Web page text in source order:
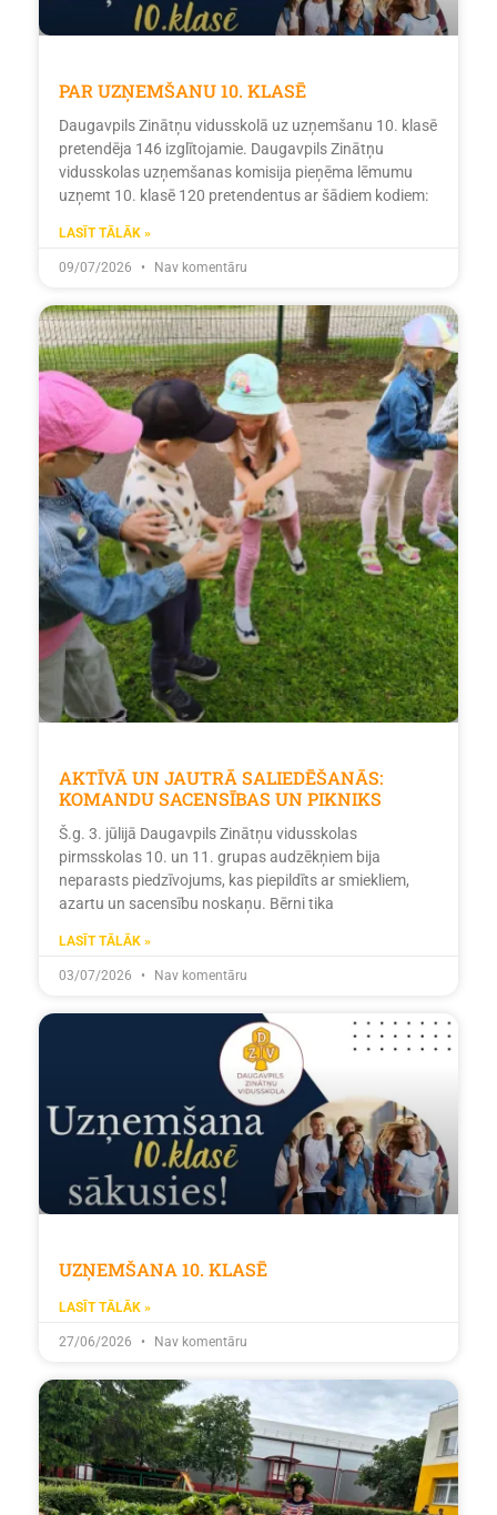
PAR UZŅEMŠANU 10. KLASĒ
Daugavpils Zinātņu vidusskolā uz uzņemšanu 10. klasē
pretendēja 146 izglītojamie. Daugavpils Zinātņu
vidusskolas uzņemšanas komisija pieņēma lēmumu
uzņemt 10. klasē 120 pretendentus ar šādiem kodiem:
LASĪT TĀLĀK »
09/07/2026 Nav komentāru
AKTĪVĀ UN JAUTRĀ SALIEDĒŠANĀS:
KOMANDU SACENSĪBAS UN PIKNIKS
Š.g. 3. jūlijā Daugavpils Zinātņu vidusskolas
pirmsskolas 10. un 11. grupas audzēkņiem bija
neparasts piedzīvojums, kas piepildīts ar smiekliem,
azartu un sacensību noskaņu. Bērni tika
LASĪT TĀLĀK »
03/07/2026 Nav komentāru
UZŅEMŠANA 10. KLASĒ
LASĪT TĀLĀK »
27/06/2026 Nav komentāru